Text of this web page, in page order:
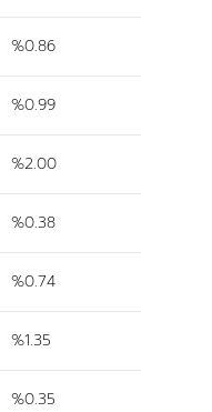
%0.86
%0.99
%2.00
%0.38
%0.74
%1.35
%0.35